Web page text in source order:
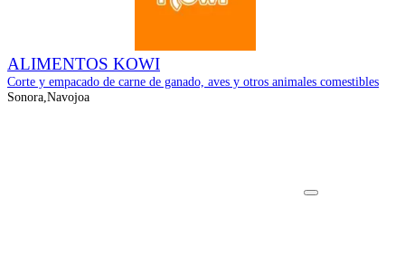
ALIMENTOS KOWI
Corte y empacado de carne de ganado, aves y otros animales comestibles
Sonora,Navojoa